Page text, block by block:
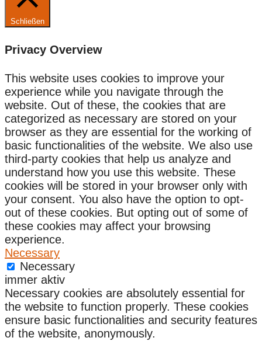
Schließen
Privacy Overview
This website uses cookies to improve your
experience while you navigate through the
website. Out of these, the cookies that are
categorized as necessary are stored on your
browser as they are essential for the working of
basic functionalities of the website. We also use
third-party cookies that help us analyze and
understand how you use this website. These
cookies will be stored in your browser only with
your consent. You also have the option to opt-
out of these cookies. But opting out of some of
these cookies may affect your browsing
experience.
Necessary
Necessary
immer aktiv
Necessary cookies are absolutely essential for
the website to function properly. These cookies
ensure basic functionalities and security features
of the website, anonymously.